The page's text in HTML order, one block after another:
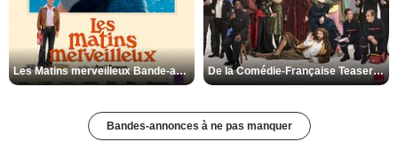
Les Matins merveilleux Bande-annonce VF De la Comédie-Française Teaser VF
Bandes-annonces à ne pas manquer